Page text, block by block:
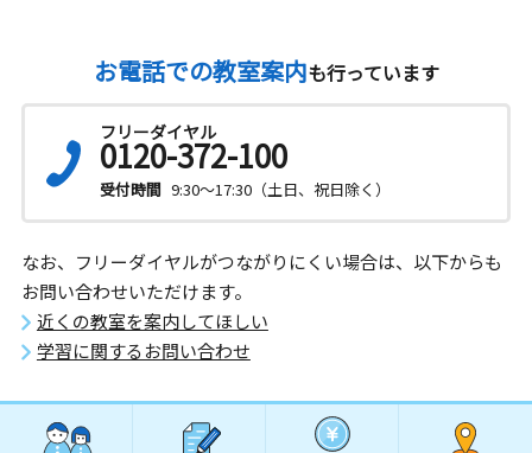
お電話での教室案内も行っています
フリーダイヤル
0120-372-100
受付時間 9:30～17:30（土日、祝日除く）
なお、フリーダイヤルがつながりにくい場合は、以下からも
お問い合わせいただけます。
近くの教室を案内してほしい
学習に関するお問い合わせ